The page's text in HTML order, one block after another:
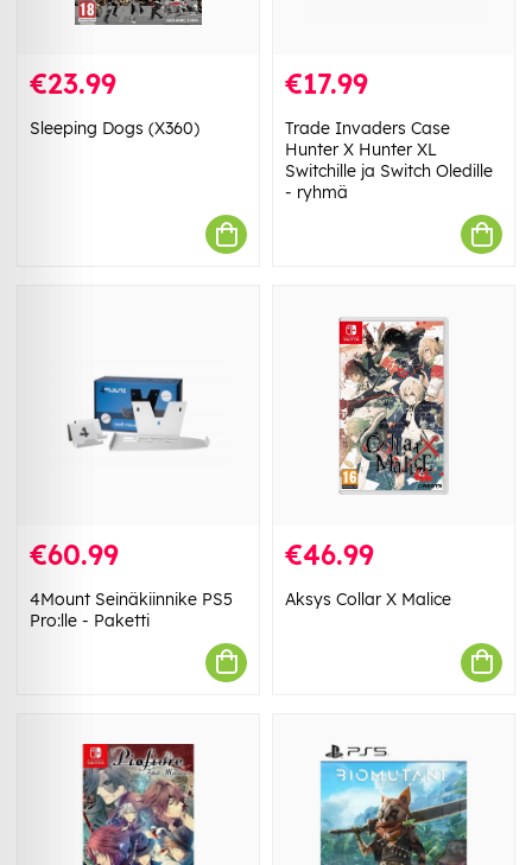
€23.99
Sleeping Dogs (X360)
€17.99
Trade Invaders Case
Hunter X Hunter XL
Switchille ja Switch Oledille
- ryhmä
€60.99
4Mount Seinäkiinnike PS5
Pro:lle - Paketti
€46.99
Aksys Collar X Malice